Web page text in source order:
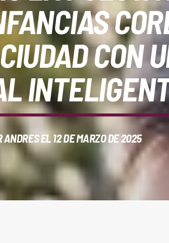
CON
ANDRESEL 12 DE MARZO DE 2025